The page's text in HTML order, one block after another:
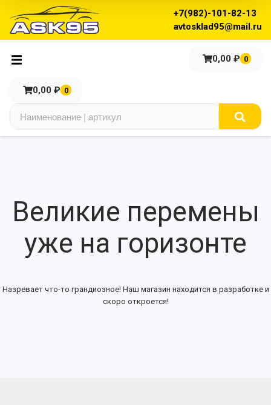
+7(982)-101-82-13
avtosklad95@mail.ru
0,00 ₽ 0
0,00 ₽ 0
Великие перемены
уже на горизонте
Назревает что-то грандиозное! Наш магазин находится в разработке и
скоро откроется!